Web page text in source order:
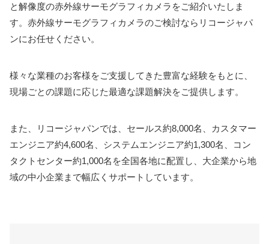
と解像度の赤外線サーモグラフィカメラをご紹介いたしま
す。赤外線サーモグラフィカメラのご検討ならリコージャパ
ンにお任せください。
様々な業種のお客様をご支援してきた豊富な経験をもとに、
現場ごとの課題に応じた最適な課題解決をご提供します。
また、リコージャパンでは、セールス約8,000名、カスタマー
エンジニア約4,600名、システムエンジニア約1,300名、コン
タクトセンター約1,000名を全国各地に配置し、大企業から地
域の中小企業まで幅広くサポートしています。